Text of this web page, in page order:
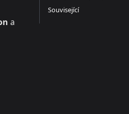
a
Související